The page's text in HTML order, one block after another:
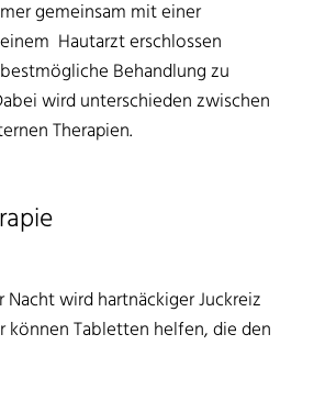
gemeinsam mit einer
Hautarzt erschlossen
Behandlung zu
wird unterschieden zwischen
Therapien.
Nacht wird hartnäckiger Juckreiz
können Tabletten helfen, die den